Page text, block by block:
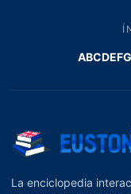
ABCDEFG
La enciclopedia